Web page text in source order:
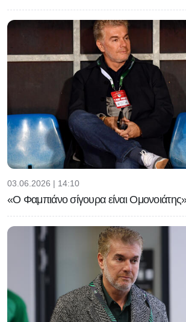
03.06.2026 | 14:10
«Ο Φαμπιάνο σίγουρα είναι